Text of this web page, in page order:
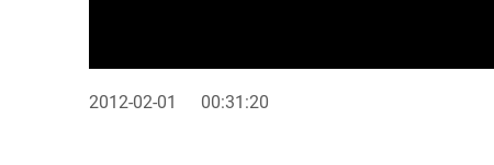
2012-02-01 00:31:20